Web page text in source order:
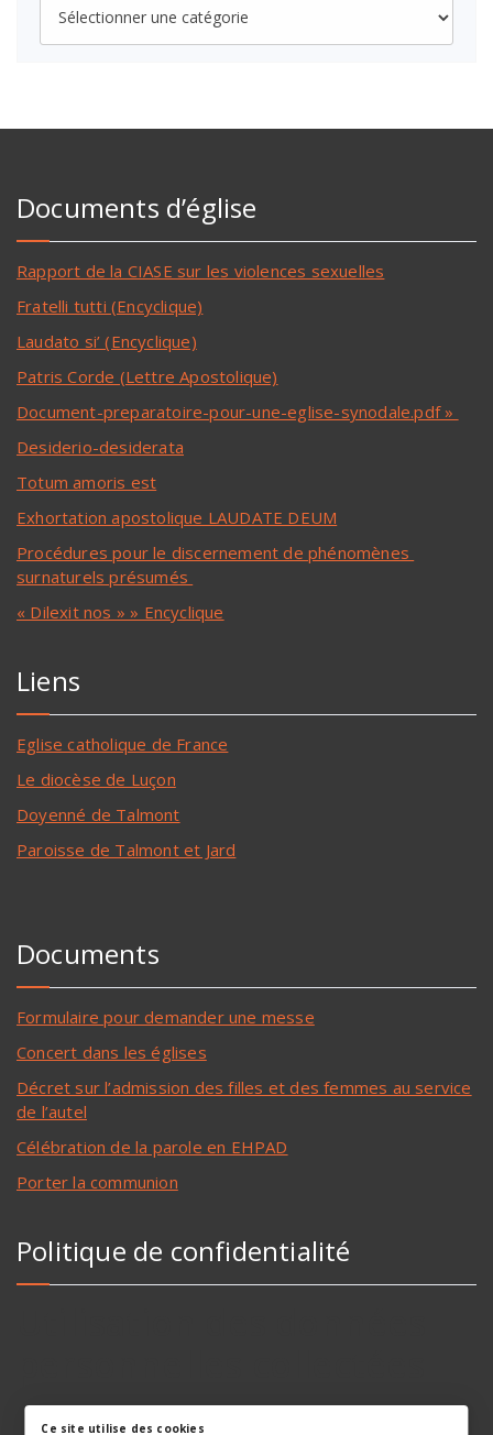
Documents d’église
Rapport de la CIASE sur les violences sexuelles
Fratelli tutti (Encyclique)
Laudato si’ (Encyclique)
Patris Corde (Lettre Apostolique)
Document-preparatoire-pour-une-eglise-synodale.pdf »
Desiderio-desiderata
Totum amoris est
Exhortation apostolique LAUDATE DEUM
Procédures pour le discernement de phénomènes
surnaturels présumés
« Dilexit nos » » Encyclique
Liens
Eglise catholique de France
Le diocèse de Luçon
Doyenné de Talmont
Paroisse de Talmont et Jard
Documents
Formulaire pour demander une messe
Concert dans les églises
Décret sur l’admission des filles et des femmes au service
de l’autel
Célébration de la parole en EHPAD
Porter la communion
Politique de confidentialité
Ce site utilise des cookies